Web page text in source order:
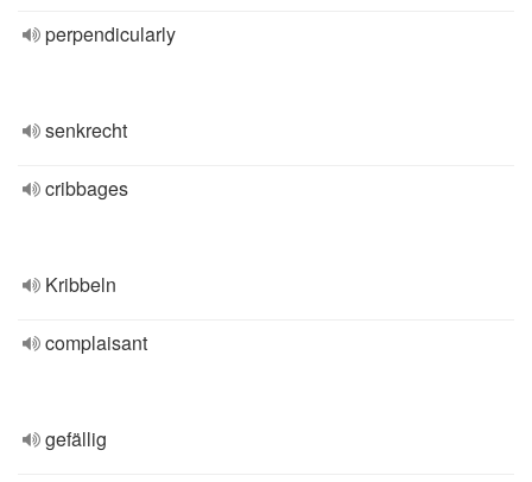
perpendicularly
senkrecht
cribbages
Kribbeln
complaisant
gefällig